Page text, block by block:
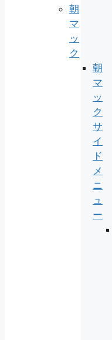
朝
マ
ッ
ク
朝
マ
ッ
ク
サ
イ
ド
メ
ニ
ュ
ー